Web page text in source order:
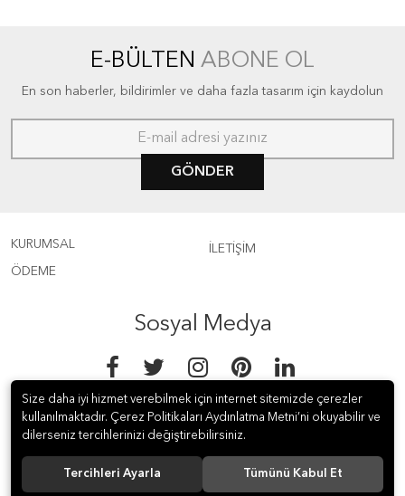
E-BÜLTEN ABONE OL
En son haberler, bildirimler ve daha fazla tasarım için kaydolun
GÖNDER
KURUMSAL
ÖDEME
İLETİŞİM
Sosyal Medya
© 2018 Kanca Ev Aletleri İth. &amp; İhr. Paz. ve Tic. A.Ş. Tüm hakları
Size daha iyi hizmet verebilmek için internet sitemizde çerezler
kullanılmaktadır. Çerez Politikaları Aydınlatma Metni’ni okuyabilir ve
dilerseniz tercihlerinizi değiştirebilirsiniz.
Tercihleri Ayarla Tümünü Kabul Et